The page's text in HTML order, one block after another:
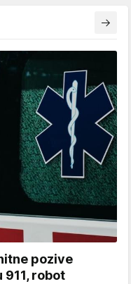
pozive
911, robot